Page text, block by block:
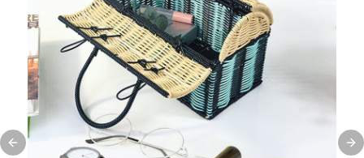
Previous slide